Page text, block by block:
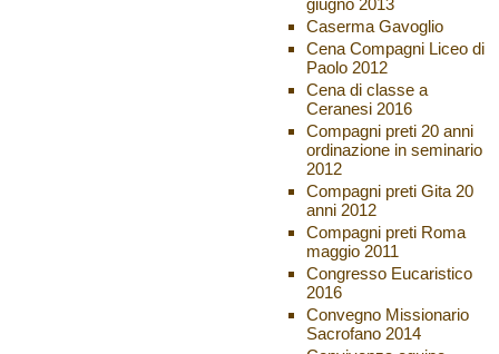
Caserma Gavoglio
Cena Compagni Liceo di
Paolo 2012
Cena di classe a
Ceranesi 2016
Compagni preti 20 anni
ordinazione in seminario
2012
Compagni preti Gita 20
anni 2012
Compagni preti Roma
maggio 2011
Congresso Eucaristico
2016
Convegno Missionario
Sacrofano 2014